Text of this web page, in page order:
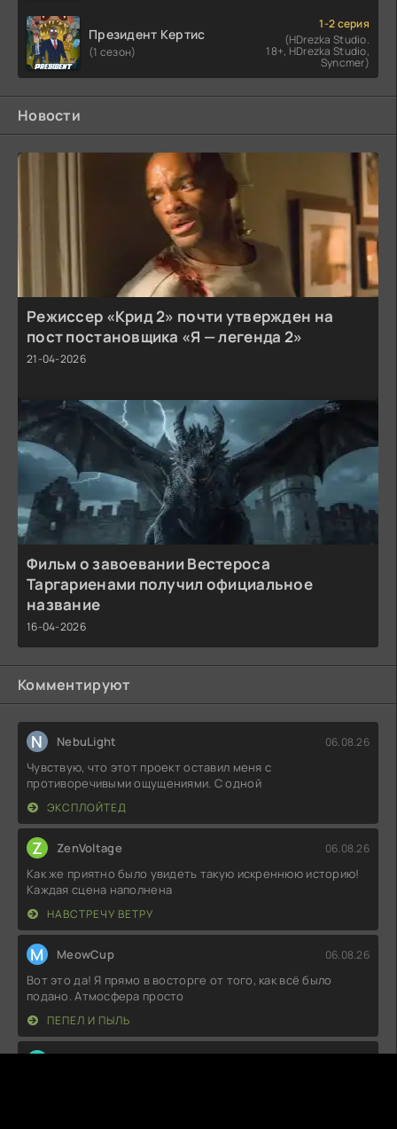
Президент Кертис
(1 сезон)
1-2 серия
(HDrezka Studio.
18+, HDrezka Studio,
Syncmer)
Новости
Режиссер «Крид 2» почти утвержден на
пост постановщика «Я — легенда 2»
21-04-2026
Фильм о завоевании Вестероса
Таргариенами получил официальное
название
16-04-2026
Комментируют
N NebuLight 06.08.26
Чувствую, что этот проект оставил меня с
противоречивыми ощущениями. С одной
ЭКСПЛОЙТЕД
Z ZenVoltage 06.08.26
Как же приятно было увидеть такую искреннюю историю!
Каждая сцена наполнена
НАВСТРЕЧУ ВЕТРУ
M MeowCup 06.08.26
Вот это да! Я прямо в восторге от того, как всё было
подано. Атмосфера просто
ПЕПЕЛ И ПЫЛЬ
S